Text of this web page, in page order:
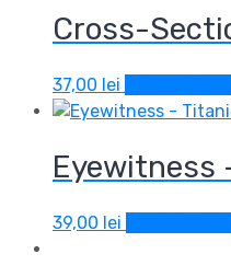
Cross-
37,00 lei
Eyewitness
39,00 lei